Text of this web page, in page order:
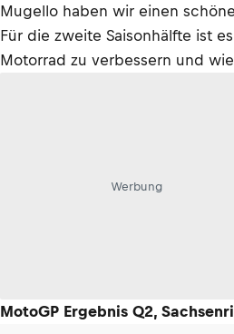
Mugello haben wir einen
Für die zweite Saisonhälfte ist
Motorrad zu verbessern und
Werbung
MotoGP Ergebnis Q2,